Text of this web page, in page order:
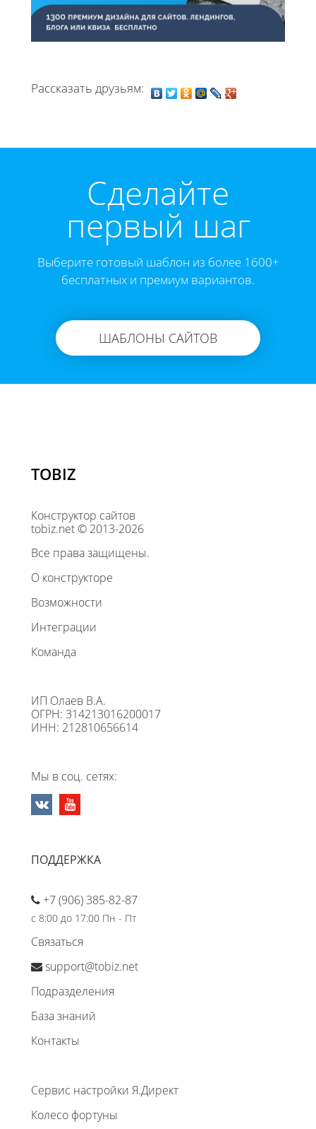
Рассказать друзьям:
Cделайте
первый шаг
Выберите готовый шаблон из более 1600+
бесплатных и премиум вариантов.
ШАБЛОНЫ САЙТОВ
TOBIZ
Конструктор сайтов
tobiz.net © 2013-2026
Все права защищены.
О конструкторе
Возможности
Интеграции
Команда
ИП Олаев В.А.
ОГРН: 314213016200017
ИНН: 212810656614
Мы в соц. сетях:
ПОДДЕРЖКА
+7 (906) 385-82-87
с 8:00 до 17:00 Пн - Пт
Связаться
support@tobiz.net
Подразделения
База знаний
Контакты
Сервис настройки Я.Директ
Колесо фортуны